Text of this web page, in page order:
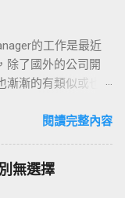
辦公，彼此比較沒
方便；缺點就是有
不過公司不太限
間舒展筋骨、換換
題的，這也 是最讓
開放性的辦公環
舒服的沙發區 這
的工作是最近
除了國外的公司開
漸的有類似或也
負責什麼呢?閱讀完整內容
無選擇